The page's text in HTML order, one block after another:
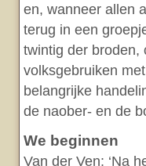
en, wanneer allen
terug in een
twintig der broden,
volksgebruiken
belangrijke
de naober- en de
We beginnen
Van der Ven: ‘Na